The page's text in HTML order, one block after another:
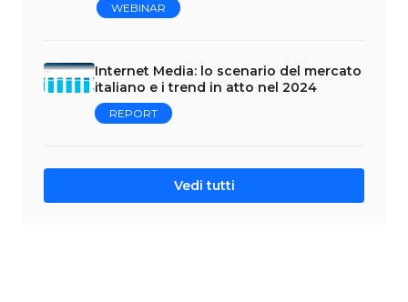
WEBINAR
Internet Media: lo scenario del mercato
italiano e i trend in atto nel 2024
REPORT
Vedi tutti